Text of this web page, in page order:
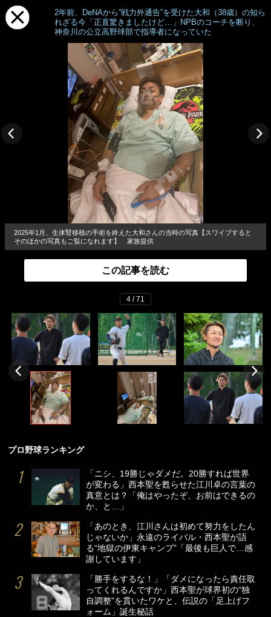
2年前、DeNAから“戦力外通告”を受けた大和（38歳）の知ら
れざる今「正直驚きましたけど…」NPBのコーチを断り、
神奈川の公立高野球部で指導者になっていた
2025年1月、生体腎移植の手術を終えた大和さんの当時の写真【スワイプすると
そのほかの写真もご覧になれます】 家族提供
この記事を読む
4 / 71
プロ野球ランキング
「ニシ、19勝じゃダメだ。20勝すれば世界
が変わる」西本聖を甦らせた江川卓の言葉の
真意とは？「俺はやったぞ、お前はできるの
か、と…」
「あのとき、江川さんは初めて努力をしたん
じゃないか」永遠のライバル・西本聖が語
る“地獄の伊東キャンプ”「最後も巨人で…感
謝しています」
「勝手をするな！」「ダメになったら責任取
ってくれるんですか」西本聖が球界初の“独
自調整”を貫いたワケと、伝説の「足上げフ
ォーム」誕生秘話